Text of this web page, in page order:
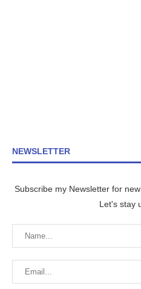
NEWSLETTER
Subscribe my Newsletter for
Let's stay